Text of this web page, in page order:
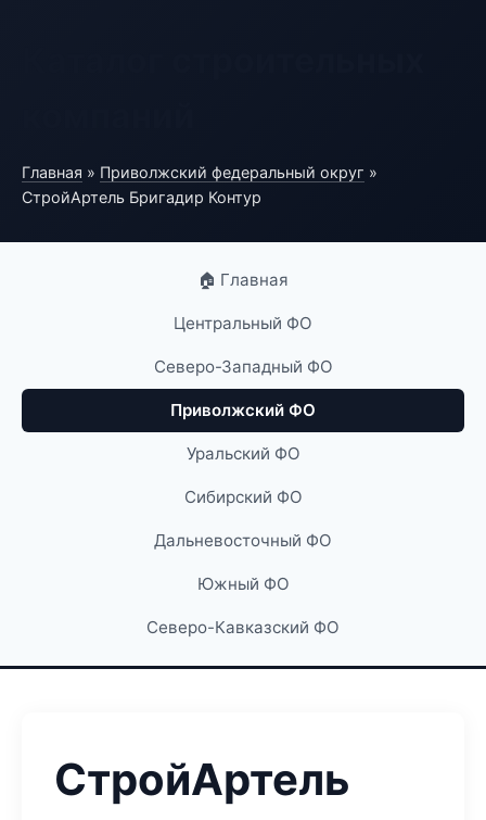
Главная » Приволжский федеральный округ »
СтройАртель Бригадир Контур
🏠 Главная
Центральный ФО
Северо-Западный ФО
Приволжский ФО
Уральский ФО
Сибирский ФО
Дальневосточный ФО
Южный ФО
Северо-Кавказский ФО
СтройАртель